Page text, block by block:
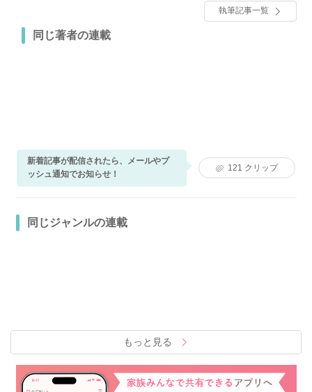
執筆記事一覧
同じ著者の連載
新着記事が配信されたら、メールやプ
ッシュ通知でお知らせ！
121 クリップ
同じジャンルの連載
もっと見る